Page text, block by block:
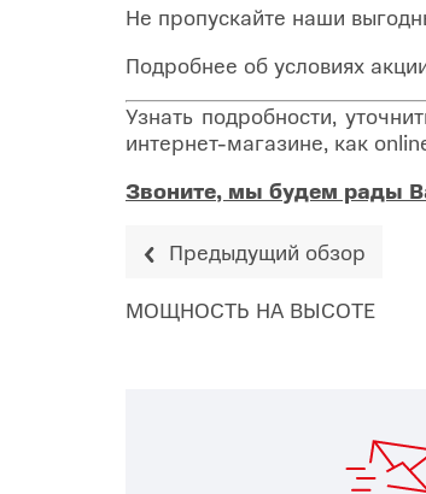
Не пропускайте наши
Подробнее об условиях
Узнать подробности,
интернет-магазине, как
Звоните, мы будем рады
Предыдущий обзор
МОЩНОСТЬ НА ВЫСОТЕ